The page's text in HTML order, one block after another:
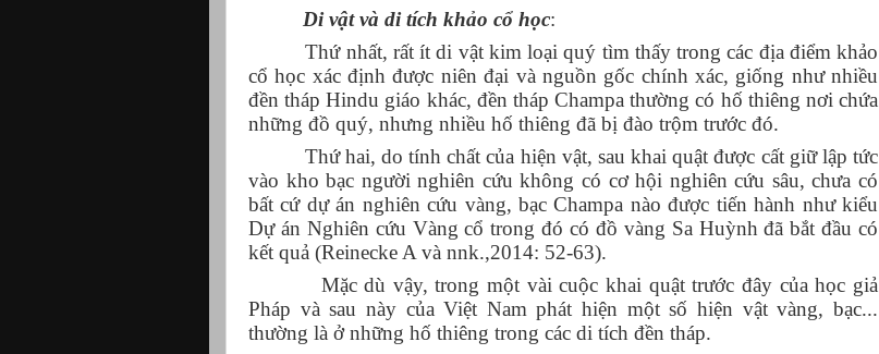
Di vật và di tích khảo cổ học:
Thứ nhất, rất ít di vật kim loại quý tìm thấy trong các địa điểm khảo
cổ học xác định được niên đại và nguồn gốc chính xác, giống như nhiều
đền tháp Hindu giáo khác, đền tháp Champa thường có hố thiêng nơi chứa
những đồ quý, nhưng nhiều hố thiêng đã bị đào trộm trước đó.
Thứ hai, do tính chất của hiện vật, sau khai quật được cất giữ lập tức
vào kho bạc người nghiên cứu không có cơ hội nghiên cứu sâu, chưa có
bất cứ dự án nghiên cứu vàng, bạc Champa nào được tiến hành như kiểu
Dự án Nghiên cứu Vàng cổ trong đó có đồ vàng Sa Huỳnh đã bắt đầu có
kết quả (Reinecke A và nnk.,2014: 52-63).
Mặc dù vậy, trong một vài cuộc khai quật trước đây của học giả
Pháp và sau này của Việt Nam phát hiện một số hiện vật vàng, bạc...
thường là ở những hố thiêng trong các di tích đền tháp.